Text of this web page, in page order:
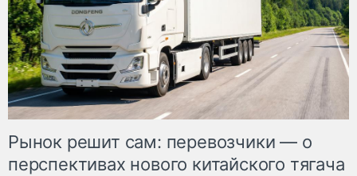
Рынок решит сам: перевозчики — о
перспективах нового китайского тягача